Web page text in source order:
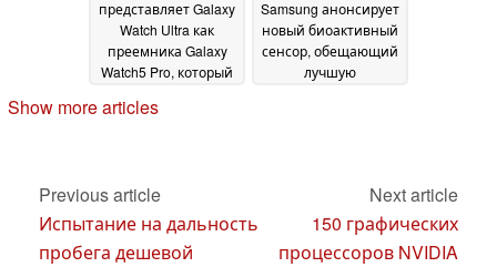
представляет Galaxy
Watch Ultra как
преемника Galaxy
Watch5 Pro, который
серии Apple Watch
Samsung анонсирует
новый биоактивный
сенсор, обещающий
лучшую
Show more articles
Previous article
Испытание на дальность
пробега дешевой
Next article
150 графических
процессоров NVIDIA